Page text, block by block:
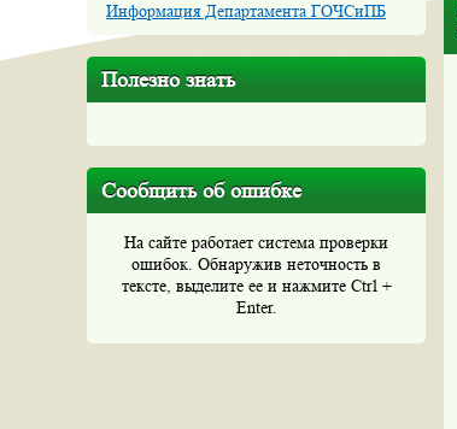
Информация Департамента ГОЧСиПБ
Полезно знать
Сообщить об ошибке
На сайте работает система проверки
ошибок. Обнаружив неточность в
тексте, выделите ее и нажмите Ctrl +
Enter.